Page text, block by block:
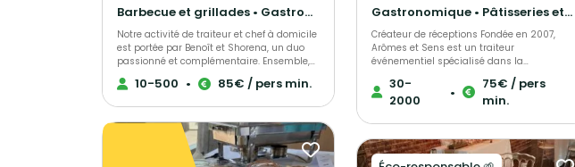
Barbecue et grillades • Gastronomique • Français Traditionnel
Notre activité de traiteur et chef à domicile
est portée par Benoît et Shorena, un duo
passionné et complémentaire. Ensemble,
ils créent des expériences culinaires
uniques pour vos événements privés ou
soigneusement sélectionnés pour garantir
qualité et authenticité. Grâce à leur
créativité exceptionnelle et leur sens du
10-500 • 85€ / pers min.
Gastronomique • Pâtisseries et desserts • Français Traditionnel
Créateur de réceptions Fondée en 2007,
Arômes et Sens est un traiteur
événementiel spécialisé dans la
conception d’évènements d’entreprise clé
en main à Paris et Île-de-France. Nos
réalisations sont créées par nos Chefs et
Sèvres, avec de produits frais. La sélection
rigoureuse de nos produits nous permet de
vous proposer des mets fidèles à
30-
2000
•
75€ / pers
min.